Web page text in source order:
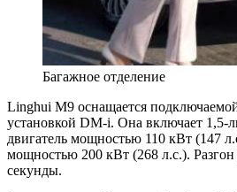
Багажное отделение
Linghui M9 оснащается
установкой DM-i. Она включает 1,5-
двигатель мощностью 110 кВт (147
мощностью 200 кВт (268 л.с.).
секунды.